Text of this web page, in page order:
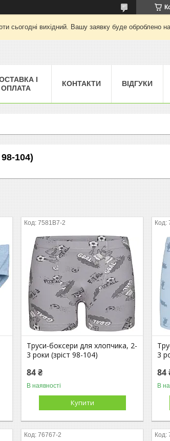
сьогодні вихідний. Вашу заявку буде оброблено
І
ОПЛАТА
КОНТАКТИ ВІДГУКИ
104)
7581B7-2
Труси-боксери для хлопчика, 2-
3 роки (зріст 98-104)
84 ₴
В наявності
Купити
3
84
В
76767-2